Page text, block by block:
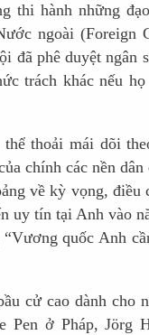
thi hành những
ngoài (Foreign
đã phê duyệt ngân
trách khác nếu
thoải mái dõi
chính các nền
về kỳ vọng, điều
tín tại Anh vào
quốc Anh
cử cao dành cho
Pen ở Pháp,